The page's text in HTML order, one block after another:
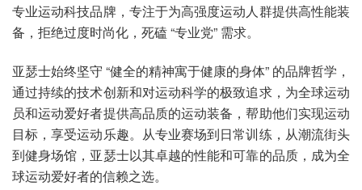
专业运动科技品牌，专注于为高强度运动人群提供高性能装
备，拒绝过度时尚化，死磕 “专业党” 需求。
亚瑟士始终坚守 “健全的精神寓于健康的身体” 的品牌哲学，
通过持续的技术创新和对运动科学的极致追求，为全球运动
员和运动爱好者提供高品质的运动装备，帮助他们实现运动
目标，享受运动乐趣。从专业赛场到日常训练，从潮流街头
到健身场馆，亚瑟士以其卓越的性能和可靠的品质，成为全
球运动爱好者的信赖之选。